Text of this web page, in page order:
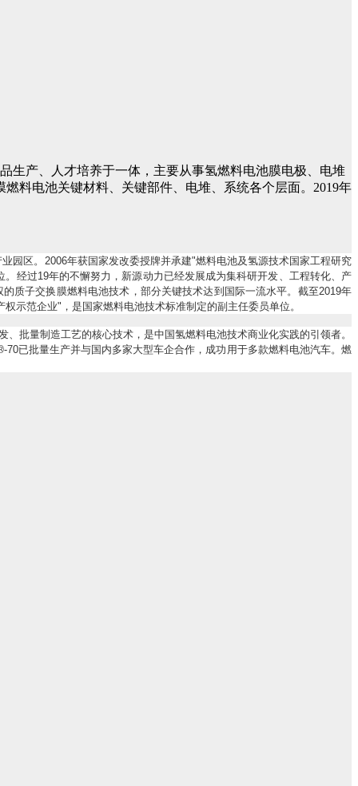
生产、人才培养于一体，主要从事氢燃料电池膜电极、电堆
料电池关键材料、关键部件、电堆、系统各个层面。2019年
园区。 2006年获国家发改委授牌并承建"燃料电池及氢源技术国家工程研究
。经过19年的不懈努力，新源动力已经发展成为集科研开发、工程转化、产
质子交换膜燃料电池技术，部分关键技术达到国际一流水平。截至2019年
权示范企业" ，是国家燃料电池技术标准制定的副主任委员单位。
批量制造工艺的核心技术，是中国氢燃料电池技术商业化实践的引领者。
-70已批量生产并与国内多家大型车企合作，成功用于多款燃料电池汽车。燃